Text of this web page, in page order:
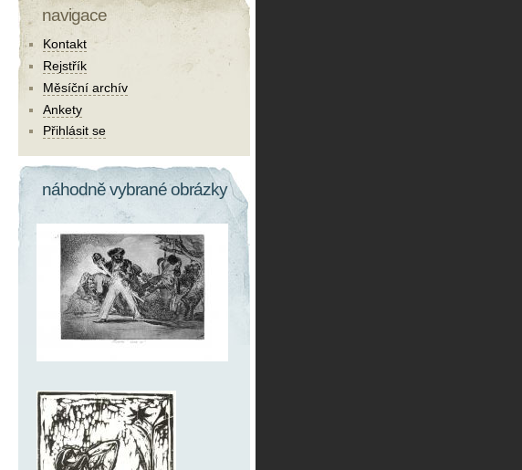
navigace
Kontakt
Rejstřík
Měsíční archív
Ankety
Přihlásit se
náhodně vybrané obrázky